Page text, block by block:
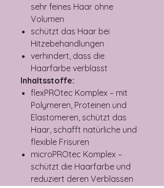
sehr feines Haar ohne
Volumen
schützt das Haar bei
Hitzebehandlungen
verhindert, dass die
Haarfarbe verblasst
Inhaltsstoffe:
flexPROtec Komplex – mit
Polymeren, Proteinen und
Elastomeren, schützt das
Haar, schafft natürliche und
flexible Frisuren
microPROtec Komplex –
schützt die Haarfarbe und
reduziert deren Verblassen